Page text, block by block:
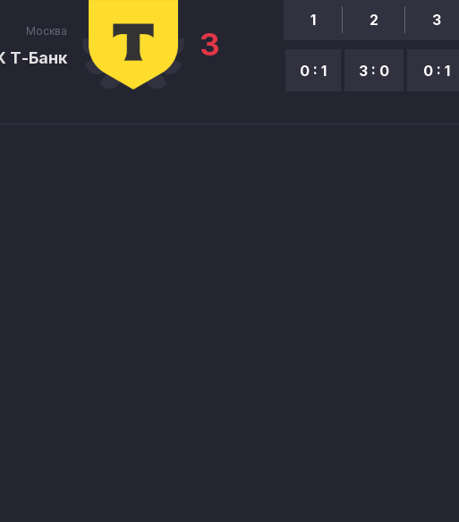
Москва
Т-Банк 3
1
0 : 1
2
3 : 0
3
0 : 1